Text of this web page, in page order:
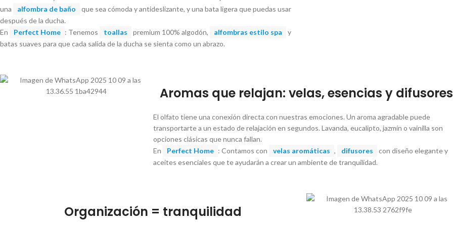
una
alfombra de baño
que sea cómoda y antideslizante, y una bata ligera que puedas usar
después de la ducha.
En
Perfect Home : Tenemos toallas premium 100% algodón, alfombras estilo spa
y
batas suaves para que cada salida de la ducha se sienta como un abrazo.
Aromas que relajan: velas, esencias y difusores
El olfato tiene una conexión directa con nuestras emociones. Un aroma agradable puede
transportarte a un estado de relajación en segundos. Lavanda, eucalipto, jazmín o vainilla son
opciones clásicas que nunca fallan.
En
Perfect Home : Contamos con velas aromáticas , difusores
con diseño elegante y
aceites esenciales que te ayudarán a crear un ambiente de tranquilidad.
Organización = tranquilidad